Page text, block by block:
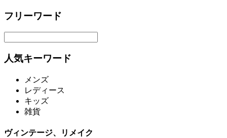
フリーワード
人気キーワード
メンズ
レディース
キッズ
雑貨
ヴィンテージ、リメイク